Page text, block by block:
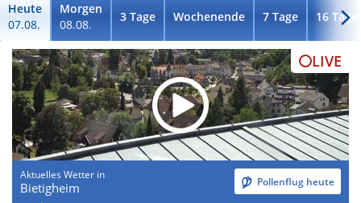
Heute
07.08.
Morgen
08.08.
3 Tage Wochenende 7 Tage 16 Tage
LIVE
Aktuelles Wetter in
Bietigheim Pollenflug heute